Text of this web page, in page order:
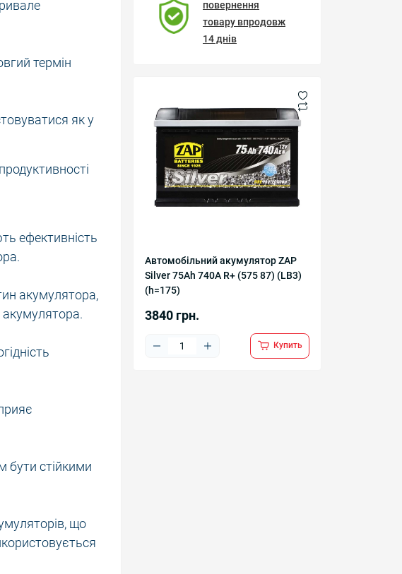
повернення
товару впродовж
14 днів
Автомобільний акумулятор ZAP
Silver 75Ah 740A R+ (575 87) (LB3)
(h=175)
3840 грн.
Купить
термін
як у
ефективність
акумулятора,
бути стійкими
що